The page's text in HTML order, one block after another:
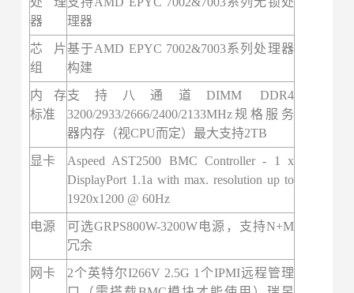
器
理器
芯片
组
基于AMD EPYC 7002&7003系列处理器
构建
内存
标准
支持八通道DIMM DDR4
3200/2933/2666/2400/2133MHz规格服务
器内存（视CPU而定）最大支持2TB
显卡
Aspeed AST2500 BMC Controller - 1 x
DisplayPort 1.1a with max. resolution up to
1920x1200 @ 60Hz
电源
可选GRPS800W-3200W电源，支持N+M
冗余
网卡
2个英特尔I266V 2.5G 1个IPMI远程管理